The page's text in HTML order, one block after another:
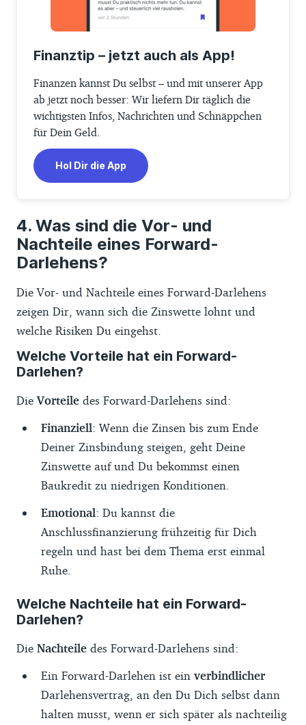
Finanztip – jetzt auch als App!
Finanzen kannst Du selbst – und mit unserer App
ab jetzt noch besser: Wir liefern Dir täglich die
wichtigsten Infos, Nachrichten und Schnäppchen
für Dein Geld.
Hol Dir die App
Was sind die Vor- und
Nachteile eines Forward-
Darlehens?
Die Vor- und Nachteile eines Forward-Darlehens
zeigen Dir, wann sich die Zinswette lohnt und
welche Risiken Du eingehst.
Welche Vorteile hat ein Forward-
Darlehen?
DieVorteile des Forward-Darlehens sind:
Finanziell: Wenn die Zinsen bis zum Ende
Deiner Zinsbindung steigen, geht Deine
Zinswette auf und Du bekommst einen
Baukredit zu niedrigen Konditionen.
Emotional: Du kannst die
Anschlussfinanzierung frühzeitig für Dich
regeln und hast bei dem Thema erst einmal
Ruhe.
Welche Nachteile hat ein Forward-
Darlehen?
Die Nachteile des Forward-Darlehens sind:
Ein Forward-Darlehen ist einverbindlicher
Darlehensvertrag, an den Du Dich selbst dann
halten musst, wenn er sich später als nachteilig